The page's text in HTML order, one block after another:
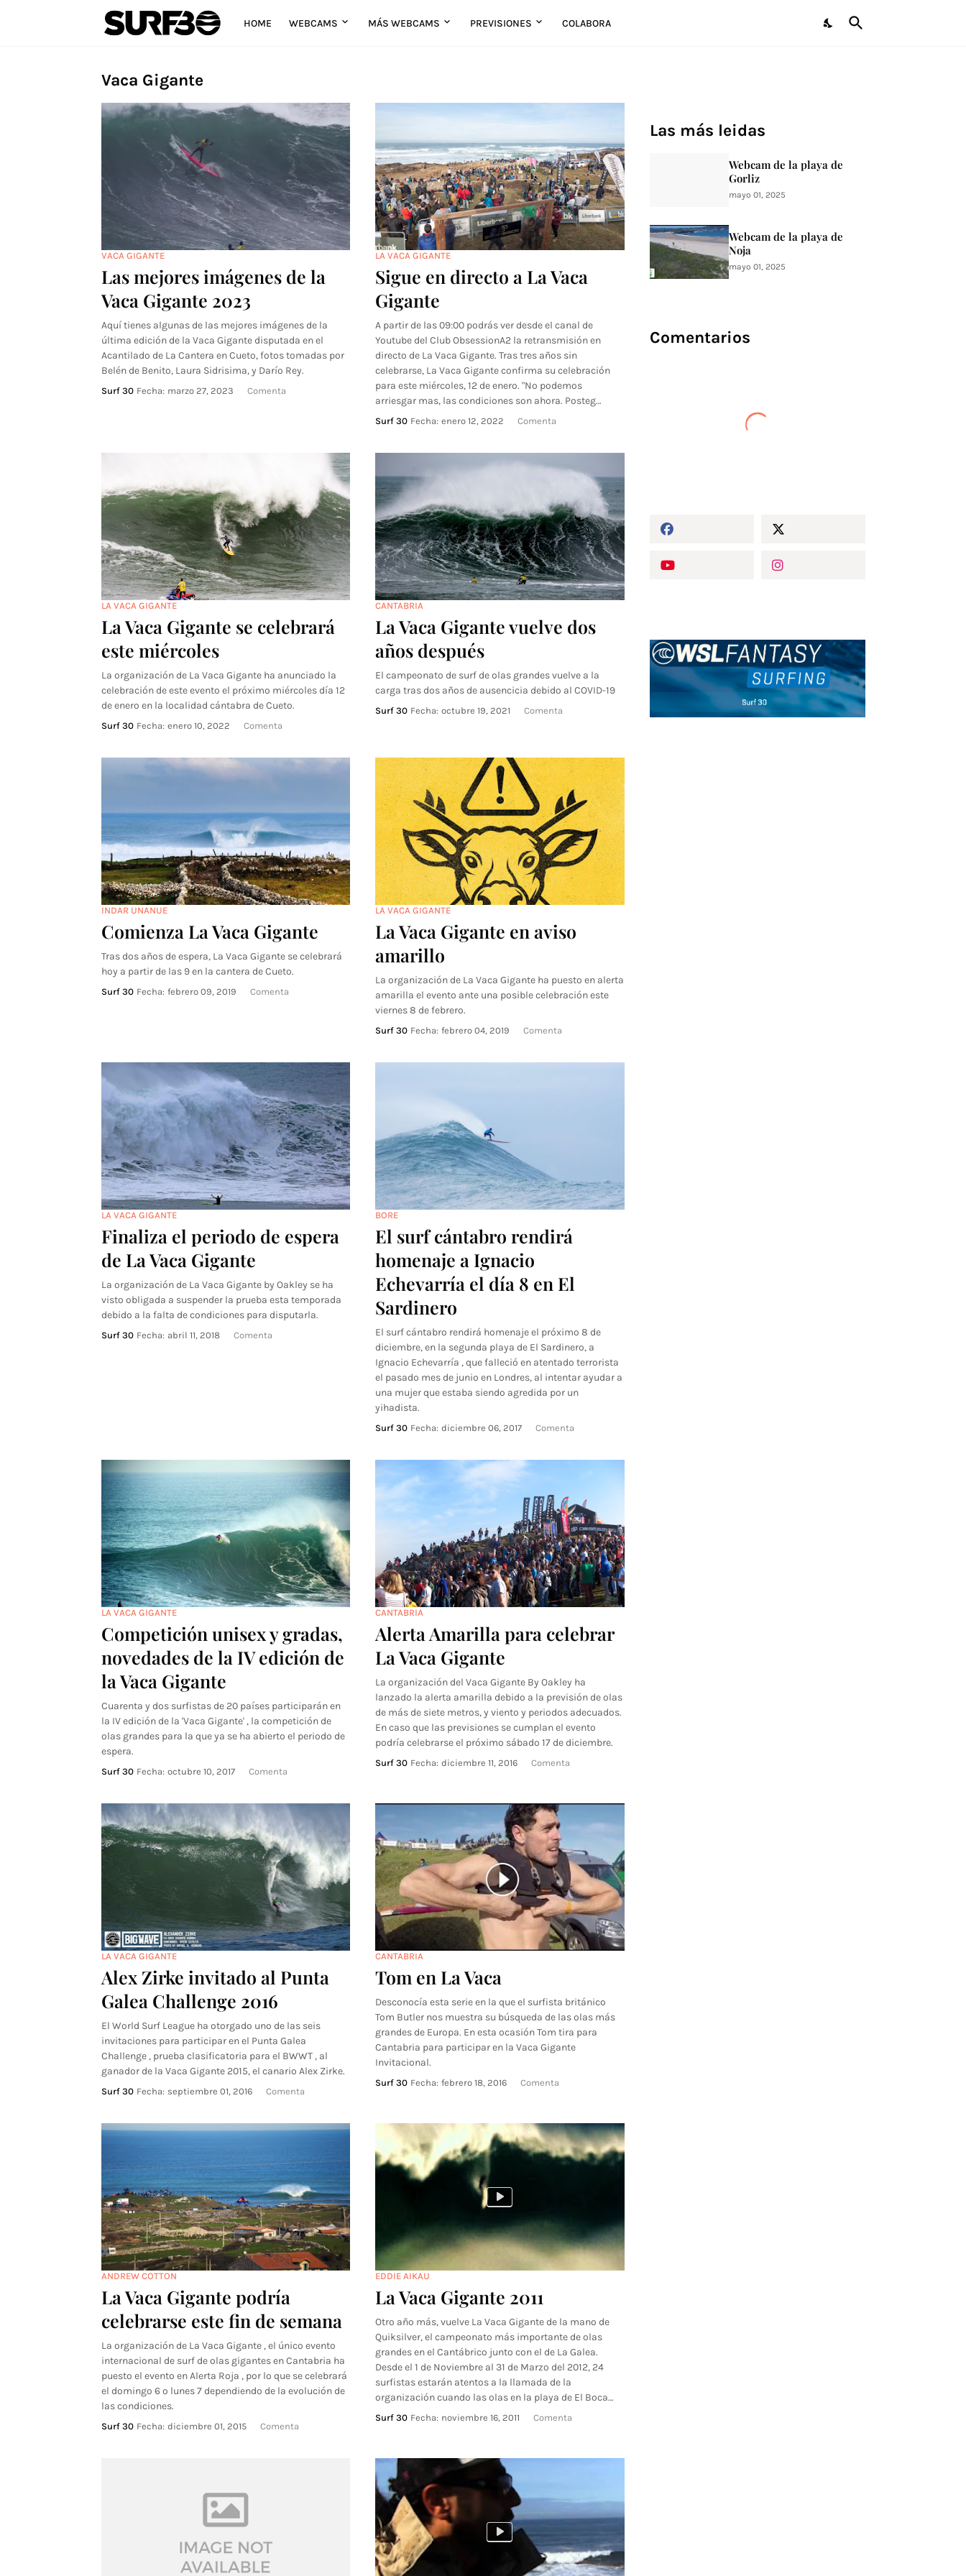
HOME WEBCAMS MÁS WEBCAMS PREVISIONES COLABORA
Vaca Gigante
VACA GIGANTE
Las mejores imágenes de la
Vaca Gigante 2023
Aquí tienes algunas de las mejores imágenes de la
última edición de la Vaca Gigante disputada en el
Acantilado de La Cantera en Cueto, fotos tomadas por
Belén de Benito, Laura Sidrisima, y Darío Rey.
Surf 30 Fecha: marzo 27, 2023 Comenta
LA VACA GIGANTE
Sigue en directo a La Vaca
Gigante
A partir de las 09:00 podrás ver desde el canal de
Youtube del Club ObsessionA2 la retransmisión en
directo de La Vaca Gigante. Tras tres años sin
celebrarse, La Vaca Gigante confirma su celebración
para este miércoles, 12 de enero. "No podemos
arriesgar mas, las condiciones son ahora. Posteg…
Surf 30 Fecha: enero 12, 2022 Comenta
LA VACA GIGANTE
La Vaca Gigante se celebrará
este miércoles
La organización de La Vaca Gigante ha anunciado la
celebración de este evento el próximo miércoles día 12
de enero en la localidad cántabra de Cueto.
Surf 30 Fecha: enero 10, 2022 Comenta
CANTABRIA
La Vaca Gigante vuelve dos
años después
El campeonato de surf de olas grandes vuelve a la
carga tras dos años de ausencicia debido al COVID-19
Surf 30 Fecha: octubre 19, 2021 Comenta
INDAR UNANUE
Comienza La Vaca Gigante
Tras dos años de espera, La Vaca Gigante se celebrará
hoy a partir de las 9 en la cantera de Cueto.
Surf 30 Fecha: febrero 09, 2019 Comenta
LA VACA GIGANTE
La Vaca Gigante en aviso
amarillo
La organización de La Vaca Gigante ha puesto en alerta
amarilla el evento ante una posible celebración este
viernes 8 de febrero.
Surf 30 Fecha: febrero 04, 2019 Comenta
LA VACA GIGANTE
Finaliza el periodo de espera
de La Vaca Gigante
La organización de La Vaca Gigante by Oakley se ha
visto obligada a suspender la prueba esta temporada
debido a la falta de condiciones para disputarla.
Surf 30 Fecha: abril 11, 2018 Comenta
BORE
El surf cántabro rendirá
homenaje a Ignacio
Echevarría el día 8 en El
Sardinero
El surf cántabro rendirá homenaje el próximo 8 de
diciembre, en la segunda playa de El Sardinero, a
Ignacio Echevarría , que falleció en atentado terrorista
el pasado mes de junio en Londres, al intentar ayudar a
una mujer que estaba siendo agredida por un
yihadista.
Surf 30 Fecha: diciembre 06, 2017 Comenta
LA VACA GIGANTE
Competición unisex y gradas,
novedades de la IV edición de
la Vaca Gigante
Cuarenta y dos surfistas de 20 países participarán en
la IV edición de la 'Vaca Gigante' , la competición de
olas grandes para la que ya se ha abierto el periodo de
espera.
Surf 30 Fecha: octubre 10, 2017 Comenta
CANTABRIA
Alerta Amarilla para celebrar
La Vaca Gigante
La organización del Vaca Gigante By Oakley ha
lanzado la alerta amarilla debido a la previsión de olas
de más de siete metros, y viento y periodos adecuados.
En caso que las previsiones se cumplan el evento
podría celebrarse el próximo sábado 17 de diciembre.
Surf 30 Fecha: diciembre 11, 2016 Comenta
LA VACA GIGANTE
Alex Zirke invitado al Punta
Galea Challenge 2016
El World Surf League ha otorgado uno de las seis
invitaciones para participar en el Punta Galea
Challenge , prueba clasificatoria para el BWWT , al
ganador de la Vaca Gigante 2015, el canario Alex Zirke.
Surf 30 Fecha: septiembre 01, 2016 Comenta
CANTABRIA
Tom en La Vaca
Desconocía esta serie en la que el surfista británico
Tom Butler nos muestra su búsqueda de las olas más
grandes de Europa. En esta ocasión Tom tira para
Cantabria para participar en la Vaca Gigante
Invitacional.
Surf 30 Fecha: febrero 18, 2016 Comenta
ANDREW COTTON
La Vaca Gigante podría
celebrarse este fin de semana
La organización de La Vaca Gigante , el único evento
internacional de surf de olas gigantes en Cantabria ha
puesto el evento en Alerta Roja , por lo que se celebrará
el domingo 6 o lunes 7 dependiendo de la evolución de
las condiciones.
Surf 30 Fecha: diciembre 01, 2015 Comenta
EDDIE AIKAU
La Vaca Gigante 2011
Otro año más, vuelve La Vaca Gigante de la mano de
Quiksilver, el campeonato más importante de olas
grandes en el Cantábrico junto con el de La Galea.
Desde el 1 de Noviembre al 31 de Marzo del 2012, 24
surfistas estarán atentos a la llamada de la
organización cuando las olas en la playa de El Boca…
Surf 30 Fecha: noviembre 16, 2011 Comenta
Las más leidas
Webcam de la playa de
Gorliz
mayo 01, 2025
Webcam de la playa de
Noja
mayo 01, 2025
Comentarios